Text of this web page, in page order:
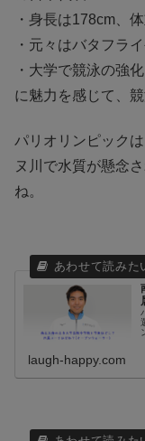
・身長は178cm、
・元々はバタフラ
・大学で競泳の強
に魅力を感じて、
パリオリンピック
ヌ川で水質が懸念
ね。
laugh-happy.com